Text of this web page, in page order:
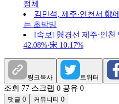
정체
김민석, 제주·인천서 鄭
는 초박빙
[속보] 與경선 제주·인
42.08%·宋 10.17%
링크복사 트위터
조회 77 스크랩 0 공유 0
댓글 0 커뮤니티 0